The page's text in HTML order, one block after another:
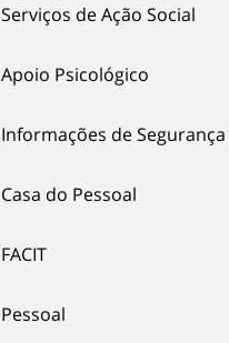
Serviços de Ação Social
Apoio Psicológico
Informações de Segurança
Casa do Pessoal
FACIT
Pessoal